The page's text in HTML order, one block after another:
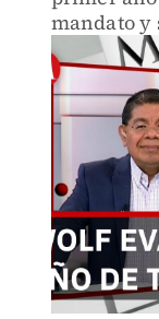
mandato y
y el